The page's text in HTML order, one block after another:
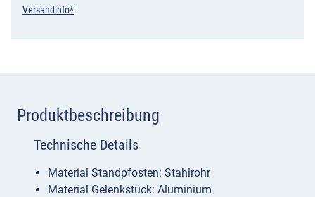
Versandinfo*
Produktbeschreibung
Technische Details
Material Standpfosten: Stahlrohr
Material Gelenkstück: Aluminium